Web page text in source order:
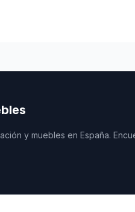
y muebles en España.